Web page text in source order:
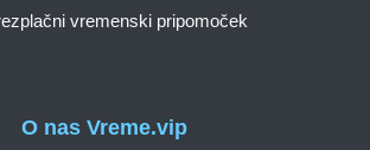
O nas Vreme.vip
vremenski pripomoček